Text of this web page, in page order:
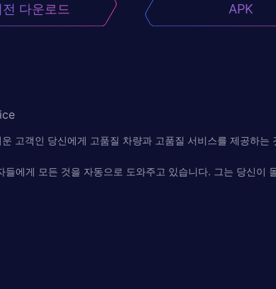
전 다운로드 APK
고객인 당신에게 고품질 차량과 고품질 서비스를 제공하는
에게 모든 것을 자동으로 도와주고 있습니다. 그는 당신이